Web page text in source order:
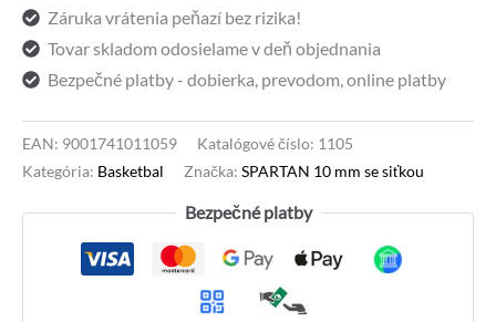
Záruka vrátenia peňazí bez rizika!
Tovar skladom odosielame v deň objednania
Bezpečné platby - dobierka, prevodom, online platby
EAN: 9001741011059 Katalógové číslo: 1105
Kategória: Basketbal Značka: SPARTAN 10 mm se siťkou
Bezpečné platby